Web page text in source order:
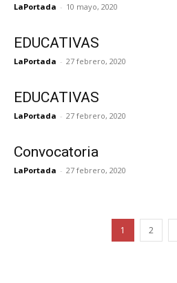
LaPortada - 10 mayo, 2020
EDUCATIVAS
LaPortada - 27 febrero, 2020
EDUCATIVAS
LaPortada - 27 febrero, 2020
Convocatoria
LaPortada - 27 febrero, 2020
1 2